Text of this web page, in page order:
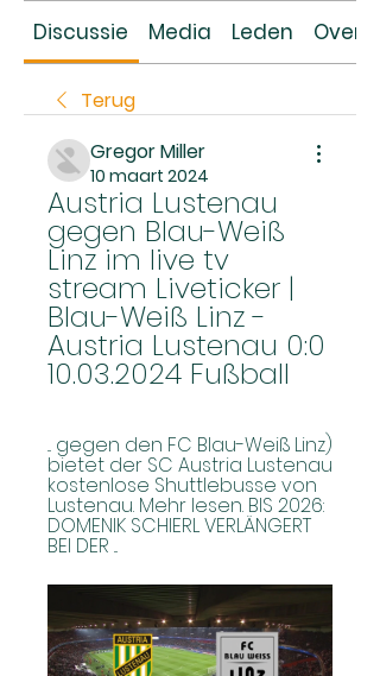
Discussie Media Leden Over
Terug
Gregor Miller
10 maart 2024
Austria Lustenau
gegen Blau-Weiß
Linz im live tv
stream Liveticker |
Blau-Weiß Linz -
Austria Lustenau 0:0
10.03.2024 Fußball
... gegen den FC Blau-Weiß Linz)
bietet der SC Austria Lustenau
kostenlose Shuttlebusse von
Lustenau. Mehr lesen. BIS 2026:
DOMENIK SCHIERL VERLÄNGERT
BEI DER ...